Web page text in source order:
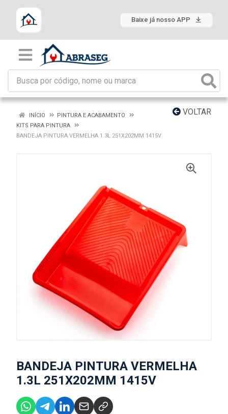
Baixe já nosso APP
VOLTAR
INÍCIO
PINTURA E ACABAMENTO
KITS PARA PINTURA
BANDEJA PINTURA VERMELHA 1.3L 251X202MM 1415V
BANDEJA PINTURA VERMELHA
1.3L 251X202MM 1415V